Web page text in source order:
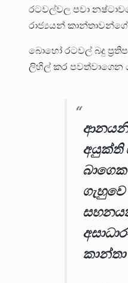
රටවල්වල පවා
රාජ්‍යයන්
බොහෝ රටවල් බදු
ලිහිල් කර පවත්වාගෙන
අයුක්ති